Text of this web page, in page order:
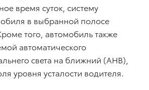
время суток, систему
в выбранной полосе
того, автомобиль также
автоматического
света на ближний (AHB),
уровня усталости водителя.